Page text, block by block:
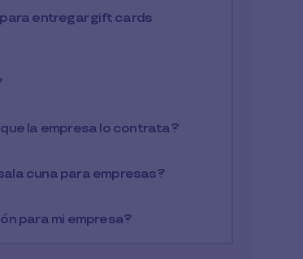
entregar gift cards
la empresa lo contrata?
cuna para empresas?
para mi empresa?